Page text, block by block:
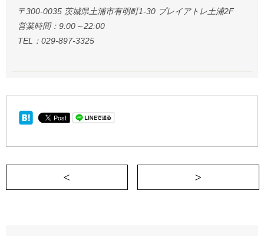
〒300-0035 茨城県土浦市有明町1-30 プレイアトレ土浦2F
営業時間：9:00～22:00
TEL：029-897-3325
＜ ライティングで引き出された、わずか